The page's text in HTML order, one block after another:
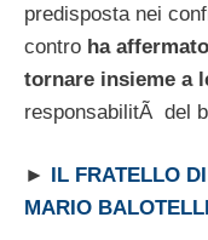
predisposta nei
contro ha
tornare insieme a
responsabilitÃ del
►
IL FRATELLO
MARIO BALOTELLI